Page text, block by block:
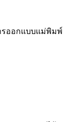
รออกแบบแม่พิมพ์